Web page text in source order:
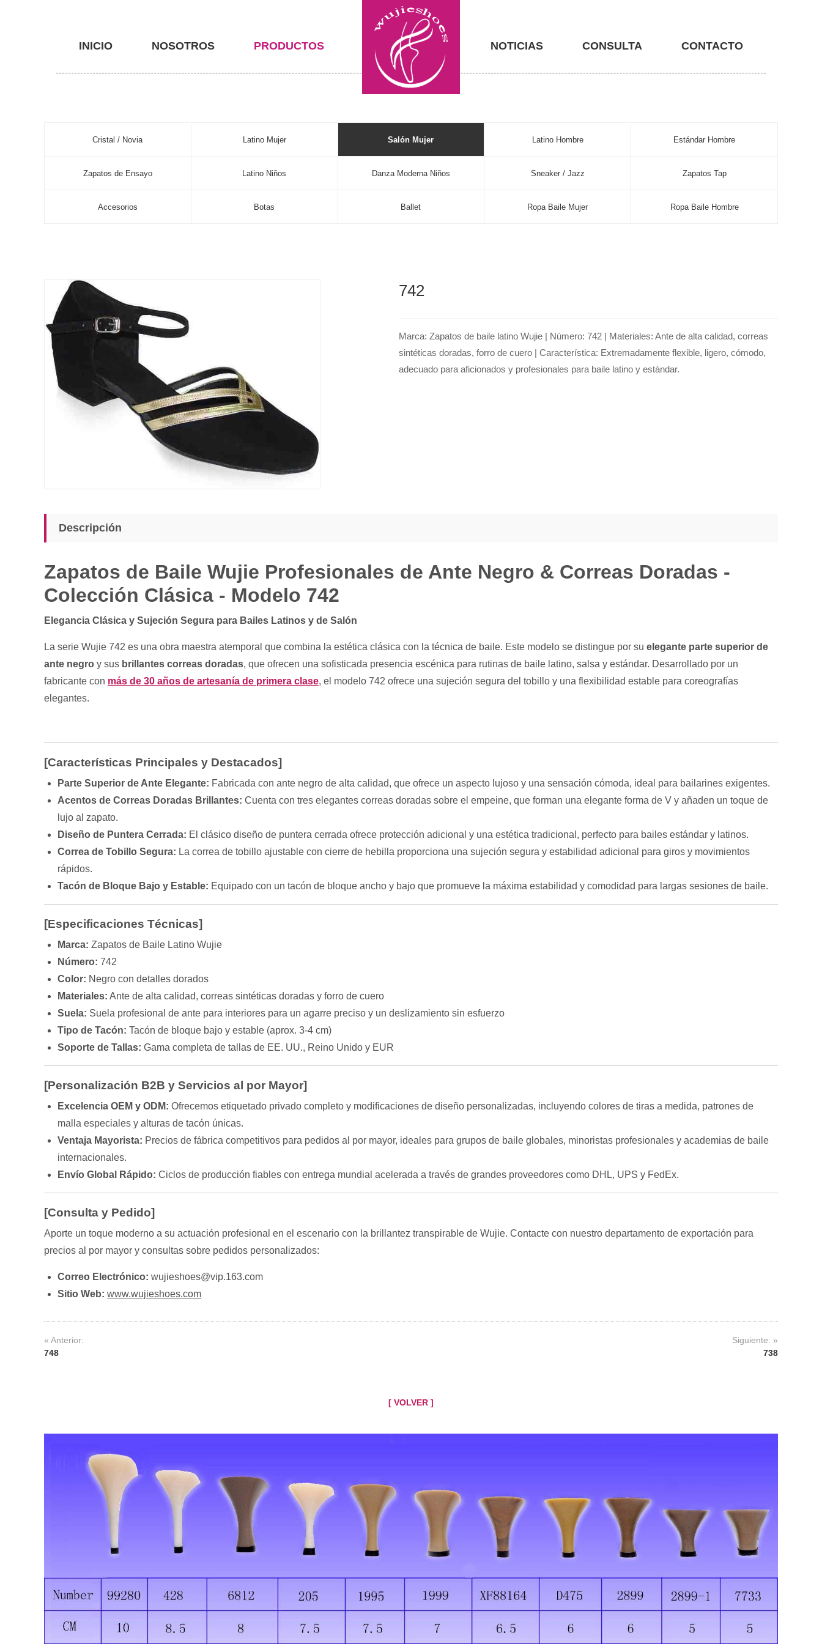
INICIO NOSOTROS PRODUCTOS NOTICIAS CONSULTA CONTACTO
Cristal / Novia Latino Mujer Salón Mujer Latino Hombre Estándar Hombre
Zapatos de Ensayo Latino Niños Danza Moderna Niños Sneaker / Jazz Zapatos Tap
Accesorios Botas Ballet Ropa Baile Mujer Ropa Baile Hombre
742
Marca: Zapatos de baile latino Wujie | Número: 742 | Materiales: Ante de alta calidad, correas
sintéticas doradas, forro de cuero | Característica: Extremadamente flexible, ligero, cómodo,
adecuado para aficionados y profesionales para baile latino y estándar.
Descripción
Zapatos de Baile Wujie Profesionales de Ante Negro & Correas Doradas -
Colección Clásica - Modelo 742
Elegancia Clásica y Sujeción Segura para Bailes Latinos y de Salón
La serie Wujie 742 es una obra maestra atemporal que combina la estética clásica con la técnica de baile. Este modelo se distingue por su elegante parte superior de
ante negro y sus brillantes correas doradas, que ofrecen una sofisticada presencia escénica para rutinas de baile latino, salsa y estándar. Desarrollado por un
fabricante con más de 30 años de artesanía de primera clase, el modelo 742 ofrece una sujeción segura del tobillo y una flexibilidad estable para coreografías
elegantes.
[Características Principales y Destacados]
Parte Superior de Ante Elegante: Fabricada con ante negro de alta calidad, que ofrece un aspecto lujoso y una sensación cómoda, ideal para bailarines exigentes.
Acentos de Correas Doradas Brillantes: Cuenta con tres elegantes correas doradas sobre el empeine, que forman una elegante forma de V y añaden un toque de
lujo al zapato.
Diseño de Puntera Cerrada: El clásico diseño de puntera cerrada ofrece protección adicional y una estética tradicional, perfecto para bailes estándar y latinos.
Correa de Tobillo Segura: La correa de tobillo ajustable con cierre de hebilla proporciona una sujeción segura y estabilidad adicional para giros y movimientos
rápidos.
Tacón de Bloque Bajo y Estable: Equipado con un tacón de bloque ancho y bajo que promueve la máxima estabilidad y comodidad para largas sesiones de baile.
[Especificaciones Técnicas]
Marca: Zapatos de Baile Latino Wujie
Número: 742
Color: Negro con detalles dorados
Materiales: Ante de alta calidad, correas sintéticas doradas y forro de cuero
Suela: Suela profesional de ante para interiores para un agarre preciso y un deslizamiento sin esfuerzo
Tipo de Tacón: Tacón de bloque bajo y estable (aprox. 3-4 cm)
Soporte de Tallas: Gama completa de tallas de EE. UU., Reino Unido y EUR
[Personalización B2B y Servicios al por Mayor]
Excelencia OEM y ODM: Ofrecemos etiquetado privado completo y modificaciones de diseño personalizadas, incluyendo colores de tiras a medida, patrones de
malla especiales y alturas de tacón únicas.
Ventaja Mayorista: Precios de fábrica competitivos para pedidos al por mayor, ideales para grupos de baile globales, minoristas profesionales y academias de baile
internacionales.
Envío Global Rápido: Ciclos de producción fiables con entrega mundial acelerada a través de grandes proveedores como DHL, UPS y FedEx.
[Consulta y Pedido]
Aporte un toque moderno a su actuación profesional en el escenario con la brillantez transpirable de Wujie. Contacte con nuestro departamento de exportación para
precios al por mayor y consultas sobre pedidos personalizados:
Correo Electrónico: wujieshoes@vip.163.com
Sitio Web: www.wujieshoes.com
« Anterior:
748
Siguiente: »
738
[ VOLVER ]